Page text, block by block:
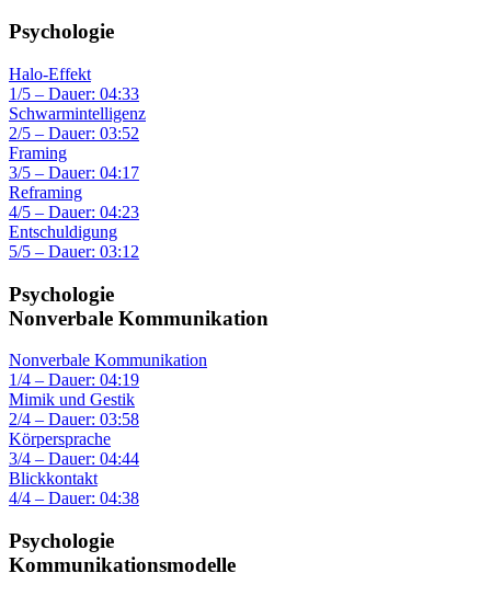
Psychologie
Halo-Effekt
1/5 – Dauer: 04:33
Schwarmintelligenz
2/5 – Dauer: 03:52
Framing
3/5 – Dauer: 04:17
Reframing
4/5 – Dauer: 04:23
Entschuldigung
5/5 – Dauer: 03:12
Psychologie
Nonverbale Kommunikation
Nonverbale Kommunikation
1/4 – Dauer: 04:19
Mimik und Gestik
2/4 – Dauer: 03:58
Körpersprache
3/4 – Dauer: 04:44
Blickkontakt
4/4 – Dauer: 04:38
Psychologie
Kommunikationsmodelle